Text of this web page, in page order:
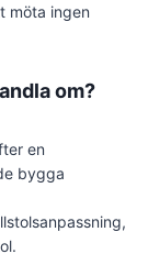
möta ingen
om?
en
bygga